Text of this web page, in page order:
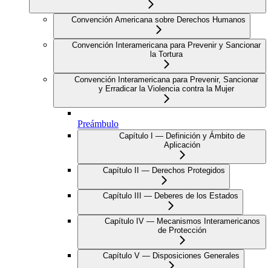
Convención Americana sobre Derechos Humanos
Convención Interamericana para Prevenir y Sancionar
la Tortura
Convención Interamericana para Prevenir, Sancionar
y Erradicar la Violencia contra la Mujer
Preámbulo
Capítulo I — Definición y Ámbito de
Aplicación
Capítulo II — Derechos Protegidos
Capítulo III — Deberes de los Estados
Capítulo IV — Mecanismos Interamericanos
de Protección
Capítulo V — Disposiciones Generales